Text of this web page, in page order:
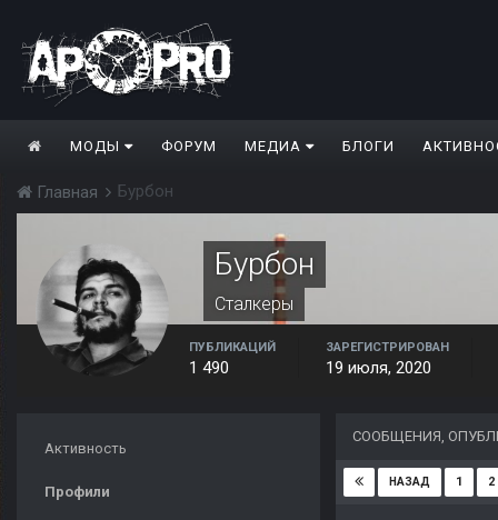
МОДЫ ФОРУМ МЕДИА БЛОГИ
Главная Бурбон
Бурбон
Сталкеры
ПУБЛИКАЦИЙ
1 490
ЗАРЕГИСТРИРОВАН
19 июля, 2020
Активность
Профили
СООБЩЕНИЯ,
НАЗАД 1 2